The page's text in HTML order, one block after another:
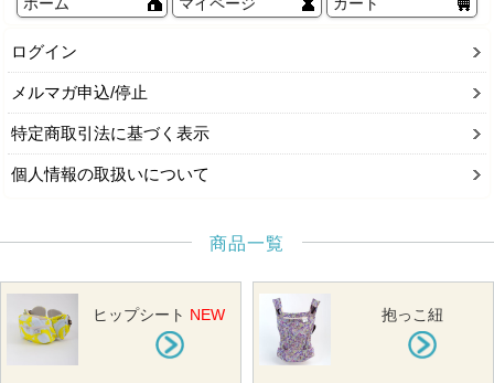
ホーム マイページ カート
ログイン
メルマガ申込/停止
特定商取引法に基づく表示
個人情報の取扱いについて
商品一覧
ヒップシート NEW 抱っこ紐